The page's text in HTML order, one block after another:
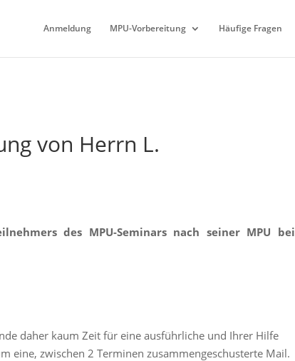
Anmeldung MPU-Vorbereitung Häufige Fragen
von Herrn L.
des MPU-Seminars nach seiner MPU bei
daher kaum Zeit für eine ausführliche und Ihrer Hilfe
eine, zwischen 2 Terminen zusammengeschusterte Mail.